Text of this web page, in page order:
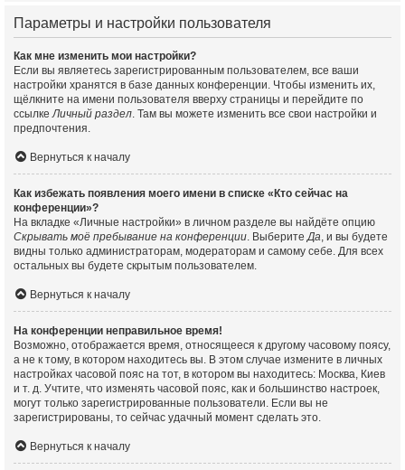
Параметры и настройки пользователя
Как мне изменить мои настройки?
Если вы являетесь зарегистрированным пользователем, все ваши
настройки хранятся в базе данных конференции. Чтобы изменить их,
щёлкните на имени пользователя вверху страницы и перейдите по
ссылкеЛичный раздел. Там вы можете изменить все свои настройки и
предпочтения.
Вернуться к началу
Как избежать появления моего имени в списке «Кто сейчас на
конференции»?
На вкладке «Личные настройки» в личном разделе вы найдёте опцию
Скрывать моё пребывание на конференции. ВыберитеДа, и вы будете
видны только администраторам, модераторам и самому себе. Для всех
остальных вы будете скрытым пользователем.
Вернуться к началу
На конференции неправильное время!
Возможно, отображается время, относящееся к другому часовому поясу,
а не к тому, в котором находитесь вы. В этом случае измените в личных
настройках часовой пояс на тот, в котором вы находитесь: Москва, Киев
и т. д. Учтите, что изменять часовой пояс, как и большинство настроек,
могут только зарегистрированные пользователи. Если вы не
зарегистрированы, то сейчас удачный момент сделать это.
Вернуться к началу